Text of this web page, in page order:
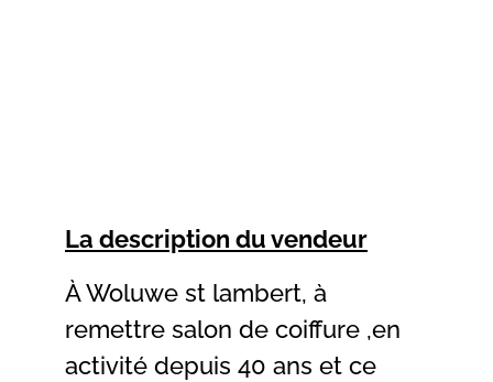
La description du vendeur
À Woluwe st lambert, à
remettre salon de coiffure ,en
activité depuis 40 ans et ce